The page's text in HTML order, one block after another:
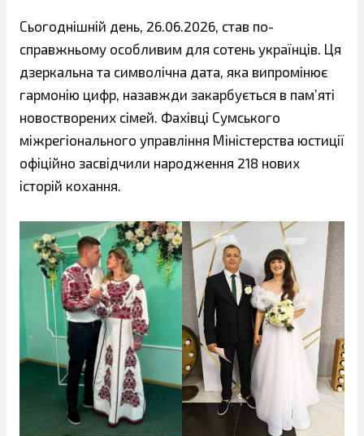
Сьогоднішній день, 26.06.2026, став по-
справжньому особливим для сотень українців. Ця
дзеркальна та символічна дата, яка випромінює
гармонію цифр, назавжди закарбується в пам’яті
новостворених сімей. Фахівці Сумського
міжрегіонального управління Міністерства юстиції
офіційно засвідчили народження 218 нових
історій кохання.